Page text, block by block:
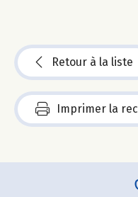
Retour à la liste
Imprimer la